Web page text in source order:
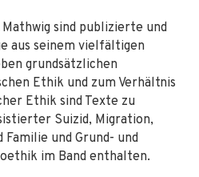
sind publizierte und
aus seinem vielfältigen
grundsätzlichen
Ethik und zum Verhältnis
Ethik sind Texte zu
Suizid, Migration,
und Grund- und
im Band enthalten.